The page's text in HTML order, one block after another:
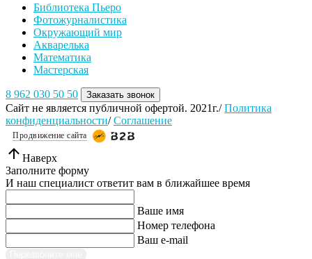
Библиотека Пьеро
Фотожурналистика
Окружающий мир
Акварелька
Математика
Мастерская
8 962 030 50 50 Заказать звонок
Сайт не является публичной офертой. 2021г./Политика
конфиденциальности/ Соглашение
Продвижение сайта
Наверх
Заполните форму
И наш специалист ответит вам в ближайшее время
Ваше имя
Номер телефона
Ваш e-mail